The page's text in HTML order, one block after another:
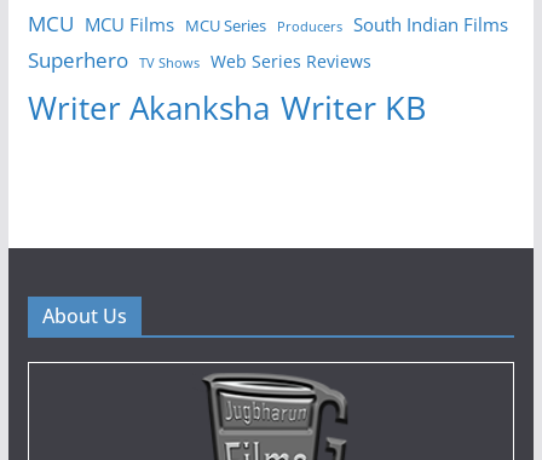
MCU MCU Films MCU Series Producers South Indian Films
Superhero TV Shows Web Series Reviews
Writer Akanksha Writer KB
About Us